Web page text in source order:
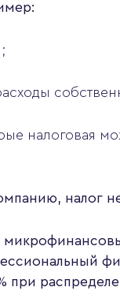
налоговая
налог
при